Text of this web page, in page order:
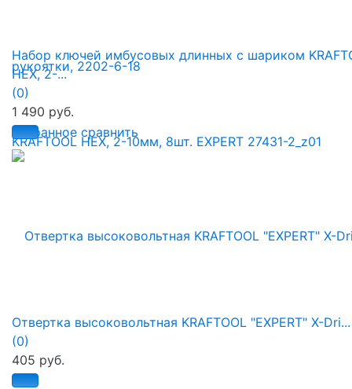
избранное сравнить
Набор ключей имбусовых длинных с шариком
HEX, 2-...
(0)
1 490 руб.
Отвертка высоковольтная KRAFTOOL "EXPERT" X-Dri...
(0)
405 руб.